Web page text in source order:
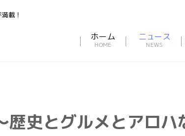
載！
ホーム ニュース
史とグルメとアロハ